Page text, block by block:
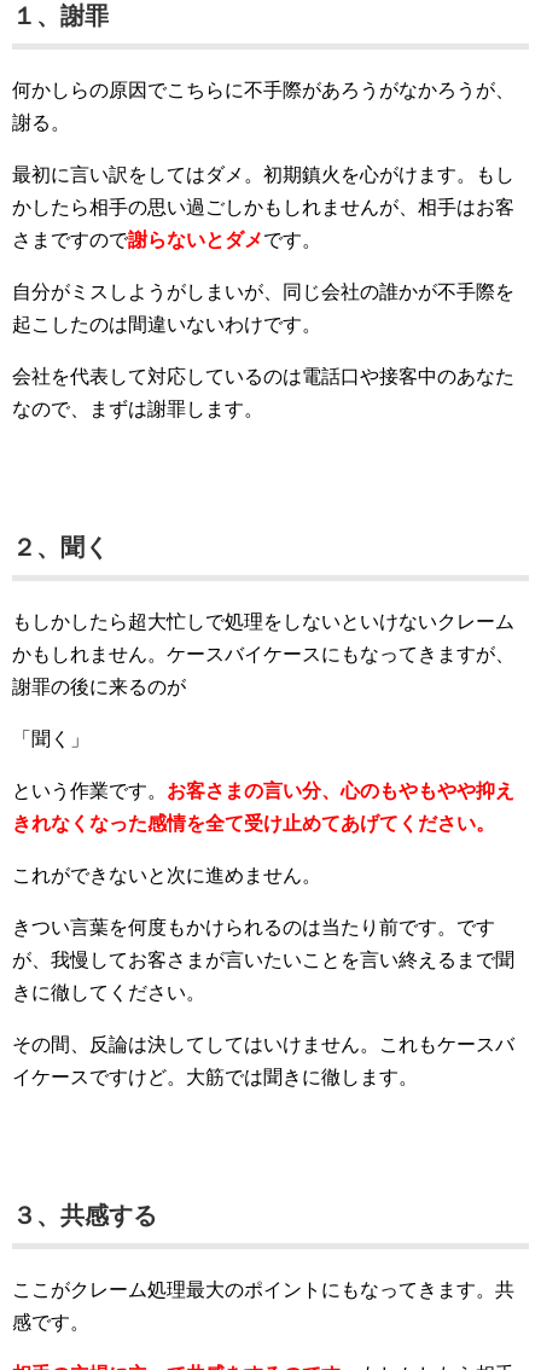
１、謝罪
何かしらの原因でこちらに不手際があろうがなかろうが、
謝る。
最初に言い訳をしてはダメ。初期鎮火を心がけます。もし
かしたら相手の思い過ごしかもしれませんが、相手はお客
さまですので謝らないとダメです。
自分がミスしようがしまいが、同じ会社の誰かが不手際を
起こしたのは間違いないわけです。
会社を代表して対応しているのは電話口や接客中のあなた
なので、まずは謝罪します。
２、聞く
もしかしたら超大忙しで処理をしないといけないクレーム
かもしれません。ケースバイケースにもなってきますが、
謝罪の後に来るのが
「聞く」
という作業です。 お客さまの言い分、心のもやもやや抑え
きれなくなった感情を全て受け止めてあげてください。
これができないと次に進めません。
きつい言葉を何度もかけられるのは当たり前です。です
が、我慢してお客さまが言いたいことを言い終えるまで聞
きに徹してください。
その間、反論は決してしてはいけません。これもケースバ
イケースですけど。大筋では聞きに徹します。
３、共感する
ここがクレーム処理最大のポイントにもなってきます。共
感です。